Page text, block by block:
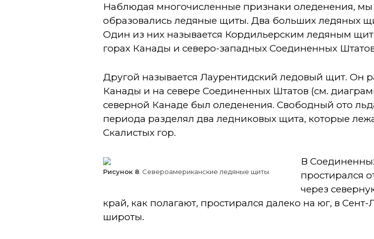
Наблюдая многочисленные признаки оледенения, мы
образовались ледяные щиты. Два больших ледяных
Один из них называется Кордильерским ледяным
горах Канады и северо-западных Соединенных
Другой называется Лаурентидский ледовый щит. Он
Канады и на севере Соединенных Штатов (см.
северной Канаде был оледенения. Свободный ото
периода разделял два ледниковых щита, которые
Скалистых гор.
Рисунок 8 . Североамериканские ледяные щиты.
В
простирался
через
край, как полагают, простирался далеко на юг, в
широты.